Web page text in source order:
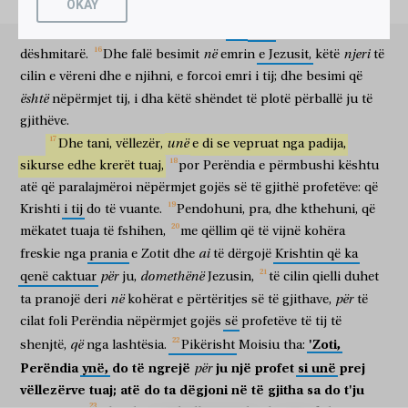
πάντων,
τῶν ἁγίων
të shenjtë
ἀπ’
nga
αἰῶνος
përjetësi
αὐτοῦ
të tij
προφητῶν.
të profetëve
Μωϋσῆς
Moisiu
μὲν
pikërisht
εἶπεν,
tha
ὅτι
se
προφήτην
profet
ὑμῖν
juve
ἀναστήσει
do të ngrejë
Κύριος,
Zoti
ὁ
Θεὸς
Perëndia
ἡμῶν ἐκ τῶν ἀδελφῶν ὑμῶν, ὡς ἐμέ αὐτοῦ
ἀκούσεσθε
do të dëgjoni
κατὰ
lidhur me
πάντα,
të gjitha
ὅσα
sa
ἂν
do
λαλήσῃ
të flasë
πρὸς
drejt
ὑμᾶς.
jush
ἔσται
do të jetë
δὲ
dhe
πᾶσα
çdo
ψυχὴ,
shpirt
ἥτις
cilido
ἐὰν μὴ
mos
ἀκούσῃ
të dëgjojë
τοῦ
προφήτου
profetin
ἐκείνου,
atë
ἐξολεθρευθήσεται
do të shfaroset
ἐκ
prej
λαοῦ.
popullit edhe
πάντες
të gjithë
δὲ οἱ προφῆται
profetët
ἀπὸ
nga
Σαμουὴλ
Samueli
καὶ
dhe
τῶν καθεξῆς,
pasuesit
ὅσοι
gjithë sa
ἐλάλησαν,
folën
καὶ
edhe
κατήγγειλαν
shpallën
τὰς ἡμέρας
ditët
ταύτας.
këto
ὑμεῖς
ju
ἐστε
jeni
οἱ υἱοὶ
bijtë
τῶν προφητῶν,
e profetëve
καὶ
dhe
τῆς διαθήκης
të besëlidhjes
ἧς
të cilën
διέθετο
lidhi
ὁ Θεὸς
Perëndia
πρὸς
me
τοὺς πατέρας
etërit
ὑμῶν,
tuaj
λέγων
duke thënë
πρὸς
Ἀβραάμ,
Abrahamit
καὶ
dhe
ἐν
në
τῷ σπέρματί
farën
σου
tënde
ἐνευλογηθήσονται
do të bekohen të gjitha
αἱ πατριαὶ τῆς γῆς.
tokës
ὑμῖν πρῶτον,
së pari
ἀναστήσας
kur ringjalli
ὁ Θεὸς
Perëndia
që ishte
dëshmitarë.
Dhe falë besimit në emrin e Jezusit, këtë njeri të
cilin e vëreni dhe e njihni, e forcoi emri i tij; dhe besimi që
është nëpërmjet tij, i dha këtë shëndet të plotë përballë ju të
gjithëve.
Dhe tani, vëllezër, unë e di se vepruat nga padija,
sikurse edhe krerët tuaj, por Perëndia e përmbushi kështu
atë që paralajmëroi nëpërmjet gojës së të gjithë profetëve: që
Krishti i tij do të vuante. Pendohuni, pra, dhe kthehuni, që
mëkatet tuaja të fshihen, me qëllim që të vijnë kohëra
freskie nga prania e Zotit dhe ai të dërgojë Krishtin që ka
qenë caktuar për ju, domethënë Jezusin, të cilin qielli duhet
ta pranojë deri në kohërat e përtëritjes së të gjithave, për të
cilat foli Perëndia nëpërmjet gojës së profetëve të tij të
shenjtë, që nga lashtësia. Pikërisht Moisiu tha: 'Zoti,
Perëndia ynë, do të ngrejë për ju një profet si unë prej
vëllezërve tuaj; atë do ta dëgjoni në të gjitha sa do t'ju
OKAY